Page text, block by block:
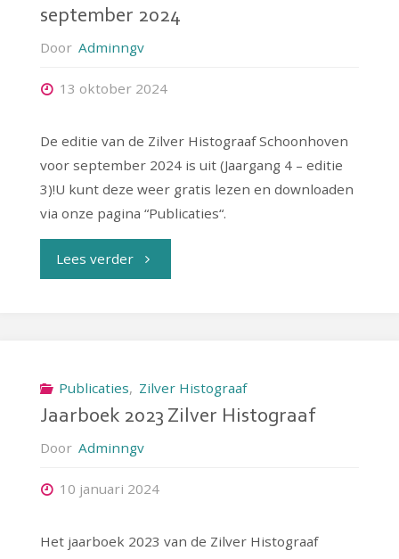
september 2024
Door Adminngv
13 oktober 2024
De editie van de Zilver Histograaf Schoonhoven
voor september 2024 is uit (Jaargang 4 – editie
3)!U kunt deze weer gratis lezen en downloaden
via onze pagina “Publicaties“.
Lees verder"Zilver
2024"
Publicaties, Zilver Histograaf
Jaarboek 2023 Zilver Histograaf
Door Adminngv
10 januari 2024
Het jaarboek 2023 van de Zilver Histograaf